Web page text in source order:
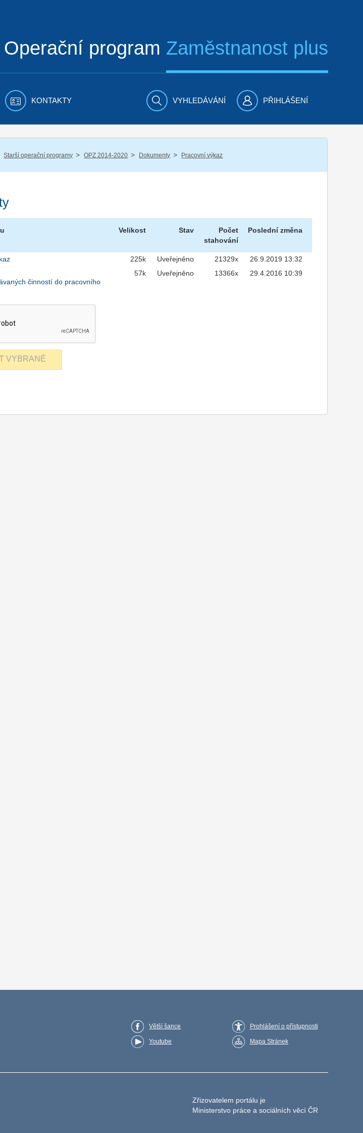
Operační program Zaměstnanost plus
KONTAKTY VYHLEDÁVÁNÍ PŘIHLÁŠENÍ
Starší operační programy / OPZ 2014-2020 / Dokumenty / Pracovní výkaz
Velikost Stav
Počet
stahování
Poslední změna
225k Uveřejněno 21329x 26.9.2019 13:32
činností do pracovního
57k Uveřejněno 13366x 29.4.2016 10:39
Větší šance
Youtube
Prohlášení o přístupnosti
Mapa Stránek
Zřizovatelem portálu je
Ministerstvo práce a sociálních věcí ČR